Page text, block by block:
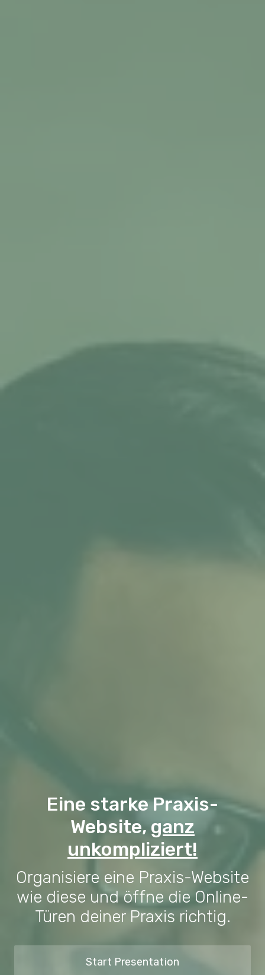
Eine starke Praxis-
Website,ganz
unkompliziert!
Organisiere eine Praxis-Website
wie diese und öffne die Online-
Türen deiner Praxis richtig.
Start Presentation